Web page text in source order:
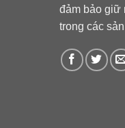
đảm bảo giữ
trong các